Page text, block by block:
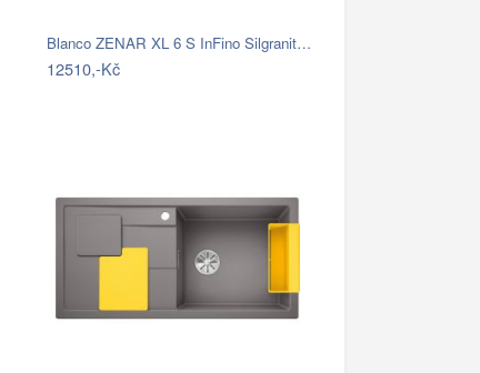
Blanco ZENAR XL 6 S InFino Silgranit…
12510,-Kč